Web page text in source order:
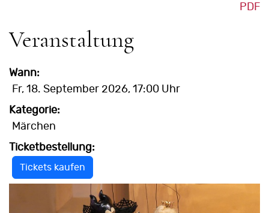
PDF
Veranstaltung
Wann:
Fr, 18. September 2026, 17:00 Uhr
Kategorie:
Märchen
Ticketbestellung:
Tickets kaufen